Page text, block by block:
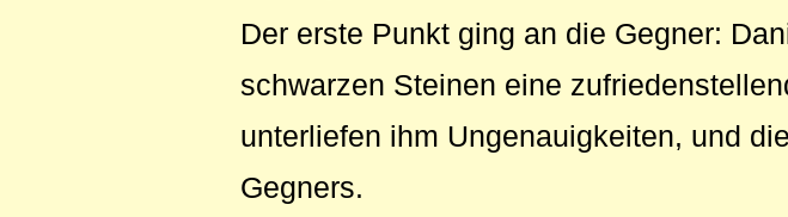
Der erste Punkt ging an die Gegner:
schwarzen Steinen eine
unterliefen ihm Ungenauigkeiten, und
Gegners.